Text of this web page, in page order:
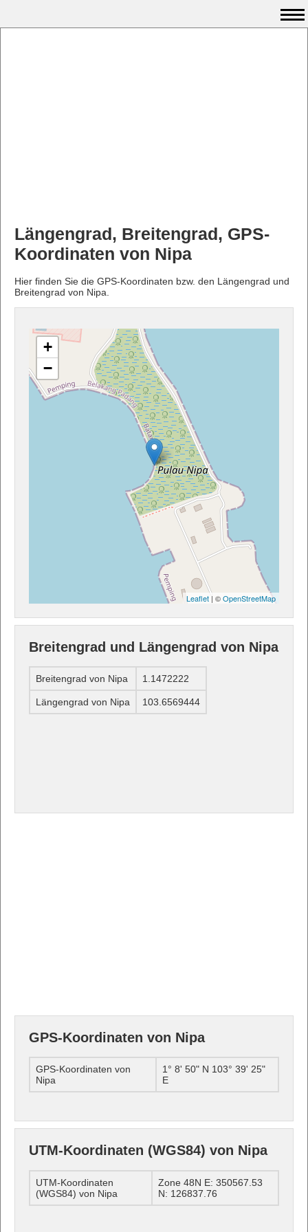
Längengrad, Breitengrad, GPS-
Koordinaten von Nipa
Hier finden Sie die GPS-Koordinaten bzw. den Längengrad und
Breitengrad von Nipa.
+
−
Leaflet | ©OpenStreetMap
Breitengrad und Längengrad von Nipa
Breitengrad von Nipa 1.1472222
Längengrad von Nipa 103.6569444
GPS-Koordinaten von Nipa
GPS-Koordinaten von
Nipa
1° 8' 50" N 103° 39' 25"
E
UTM-Koordinaten (WGS84) von Nipa
UTM-Koordinaten
(WGS84) von Nipa
Zone 48N E: 350567.53
N: 126837.76